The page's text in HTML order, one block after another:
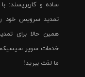
ساده و کاربرپسند:
تمدید سرویس خود
همین حالا برای
خدمات سوپر سیسیکم
ما لذت ببرید!